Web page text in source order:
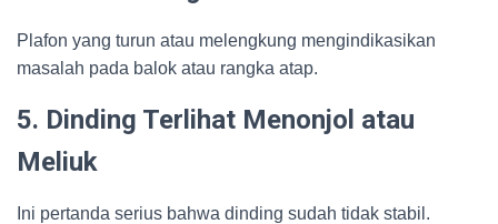
Plafon yang turun atau melengkung mengindikasikan
masalah pada balok atau rangka atap.
5. Dinding Terlihat Menonjol atau
Meliuk
Ini pertanda serius bahwa dinding sudah tidak stabil.